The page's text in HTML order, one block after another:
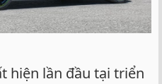
hiện lần đầu tại triển